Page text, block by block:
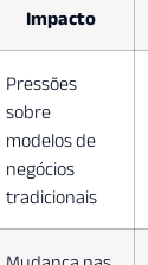
Impacto
Pressões
sobre
modelos de
negócios
tradicionais